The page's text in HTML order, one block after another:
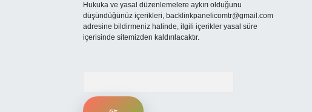
Hukuka ve yasal düzenlemelere aykırı olduğunu
düşündüğünüz içerikleri, backlinkpanelicomtr@gmail.com
adresine bildirmeniz halinde, ilgili içerikler yasal süre
içerisinde sitemizden kaldırılacaktır.